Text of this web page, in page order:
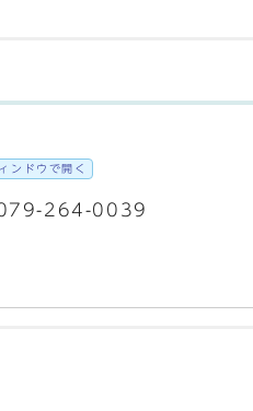
ンドウで開く
264-0039